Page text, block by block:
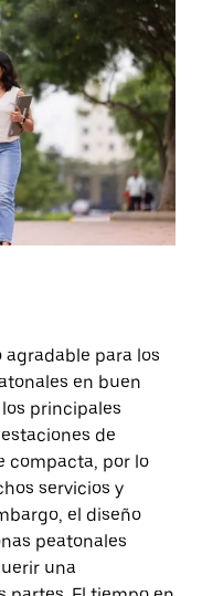
para los
en buen
principales
de
compacta, por lo
servicios y
el diseño
peatonales
una